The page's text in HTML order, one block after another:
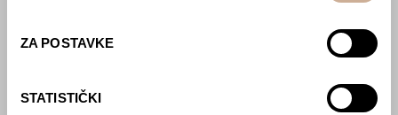
ZA POSTAVKE
STATISTIČKI